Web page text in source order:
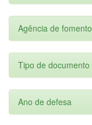
Agência de fomento
Tipo de documento
Ano de defesa